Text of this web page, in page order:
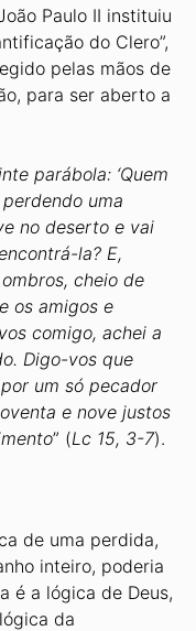
Paulo II instituiu
do Clero”,
pelas mãos de
para ser aberto a
parábola: ‘Quem
uma
no deserto e vai
la? E,
cheio de
os amigos e
comigo, achei a
Digo-vos que
um só pecador
e nove justos
” (Lc 15, 3-7).
de uma perdida,
inteiro, poderia
é a lógica de Deus,
da